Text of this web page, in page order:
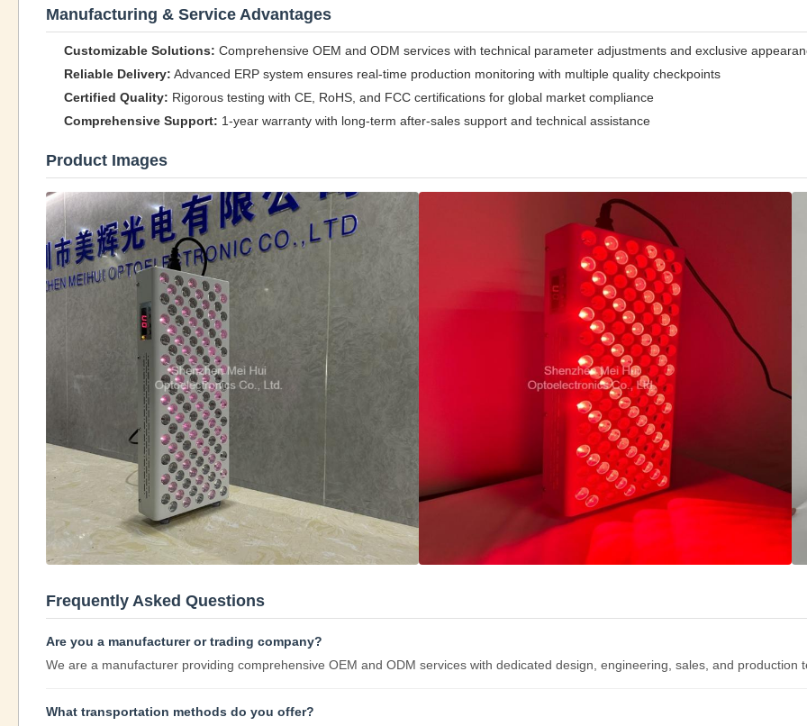
Manufacturing & Service Advantages
Customizable Solutions: Comprehensive OEM and ODM services with technical parameter adjustments and exclusive
Reliable Delivery: Advanced ERP system ensures real-time production monitoring with multiple quality checkpoints
Certified Quality: Rigorous testing with CE, RoHS, and FCC certifications for global market compliance
Comprehensive Support: 1-year warranty with long-term after-sales support and technical assistance
Product Images
Frequently Asked Questions
Are you a manufacturer or trading company?
We are a manufacturer providing comprehensive OEM and ODM services with dedicated design, engineering, sales, and production
What transportation methods do you offer?